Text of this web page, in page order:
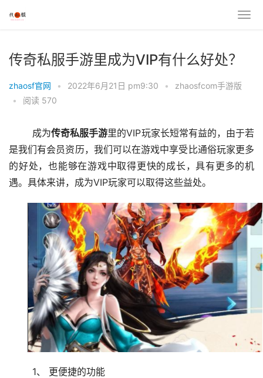
传奇私服手游里成为VIP有什么好处？
zhaosf官网 • 2022年6月21日 pm9:30 •
zhaosfcom手游版
•
阅读 570
	成为
传奇私服手游里的VIP玩家长短常有益的，由于若
是我们有会员资历，我们可以在游戏中享受比通俗玩家更多
的好处，也能够在游戏中取得更快的成长，具有更多的机
遇。具体来讲，成为VIP玩家可以取得这些益处。
	1、 更便捷的功能